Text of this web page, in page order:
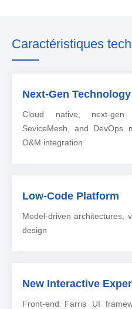
Caractéristiques
Next-Gen
Cloud native, next-gen
SeviceMesh, and DevOps
O&M integration
Low-Code Platform
Model-driven architectures,
design
New Interactive
Front-end Farris UI